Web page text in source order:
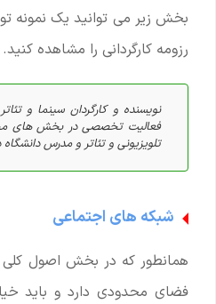
بخش زیر می توانید یک نمونه
رزومه کارگردانی را مشاهده کنید.
فعالیت تخصصی در بخش های
تلویزیونی و تئاتر و مدرس دانشگاه
شبکه های اجتماعی
همانطور که در بخش اصول کلی
فضای محدودی دارد و باید